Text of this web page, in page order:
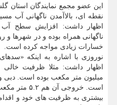
این عضو مجمع نمایندگان استان
نقطه ای، بالاآمدن ناگهانی آب
اظهار داشت: افزایش سطح آب
ناگهانی همراه بوده و در شهرها و
خسارات زیادی مواجه کرده است.
نوروزی با اشاره به اینکه
است. خروجی آن
بیشتری به ظرفیت های خود و